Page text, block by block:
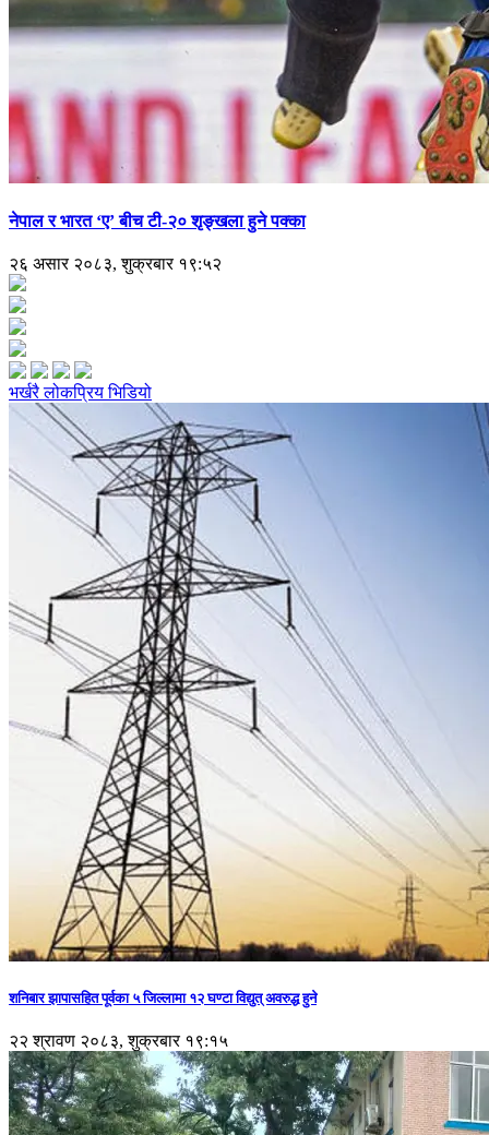
नेपाल र भारत ‘ए’ बीच टी-२० शृङ्खला हुने पक्का
२६ असार २०८३, शुक्रबार १९:५२
भर्खरैलोकप्रियभिडियो
शनिबार झापासहित पूर्वका ५ जिल्लामा १२ घण्टा विद्युत् अवरुद्ध हुने
२२ श्रावण २०८३, शुक्रबार १९:१५